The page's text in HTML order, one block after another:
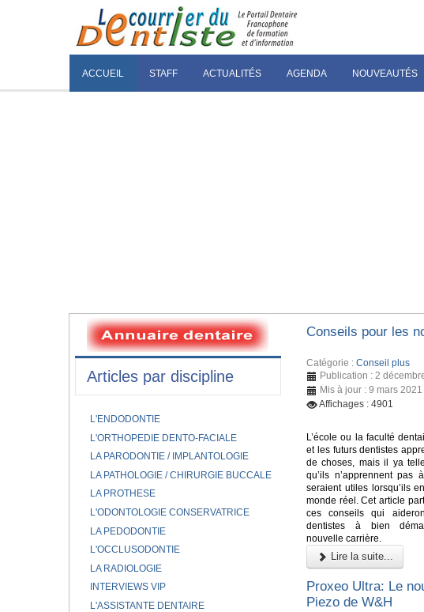
ACCUEIL STAFF ACTUALITÉS AGENDA NOUVEAUTÉS
Conseils pour les
Catégorie : Conseil plus
Publication : 2
Mis à jour : 9 mars 2021
Affichages : 4901
L’école ou la faculté
et les futurs dentistes
de choses, mais il ya
qu’ils n’apprennent pas
seraient utiles lorsqu’ils
monde réel. Cet article
ces conseils qui
dentistes à bien
nouvelle carrière.
Lire la suite...
Proxeo Ultra: Le
Piezo de W&H
Articles par discipline
L'ENDODONTIE
L'ORTHOPEDIE DENTO-FACIALE
LA PARODONTIE / IMPLANTOLOGIE
LA PATHOLOGIE / CHIRURGIE BUCCALE
LA PROTHESE
L'ODONTOLOGIE CONSERVATRICE
LA PEDODONTIE
L'OCCLUSODONTIE
LA RADIOLOGIE
INTERVIEWS VIP
L'ASSISTANTE DENTAIRE